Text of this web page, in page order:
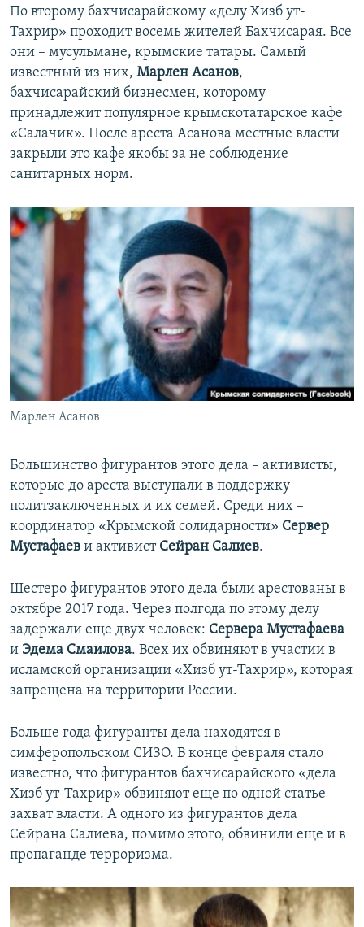
По второму бахчисарайскому «делу Хизб ут-
Тахрир» проходит восемь жителей Бахчисарая. Все
они – мусульмане, крымские татары. Самый
известный из них, Марлен Асанов,
бахчисарайский бизнесмен, которому
принадлежит популярное крымскотатарское кафе
«Салачик». После ареста Асанова местные власти
закрыли это кафе якобы за не соблюдение
санитарных норм.
Марлен Асанов
Большинство фигурантов этого дела – активисты,
которые до ареста выступали в поддержку
политзаключенных и их семей. Среди них –
координатор «Крымской солидарности» Сервер
Мустафаев и активист Сейран Салиев.
Шестеро фигурантов этого дела были арестованы в
октябре 2017 года. Через полгода по этому делу
задержали еще двух человек: Сервера Мустафаева
и Эдема Смаилова. Всех их обвиняют в участии в
исламской организации «Хизб ут-Тахрир», которая
запрещена на территории России.
Больше года фигуранты дела находятся в
симферопольском СИЗО. В конце февраля стало
известно, что фигурантов бахчисарайского «дела
Хизб ут-Тахрир» обвиняют еще по одной статье –
захват власти. А одного из фигурантов дела
Сейрана Салиева, помимо этого, обвинили еще и в
пропаганде терроризма.